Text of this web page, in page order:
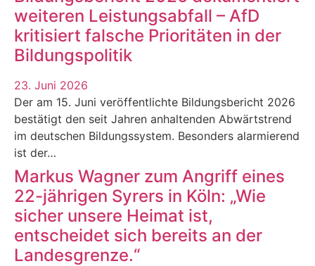
weiteren Leistungsabfall – AfD
kritisiert falsche Prioritäten in der
Bildungspolitik
23. Juni 2026
Der am 15. Juni veröffentlichte Bildungsbericht 2026
bestätigt den seit Jahren anhaltenden Abwärtstrend
im deutschen Bildungssystem. Besonders alarmierend
ist der…
Markus Wagner zum Angriff eines
22-jährigen Syrers in Köln: „Wie
sicher unsere Heimat ist,
entscheidet sich bereits an der
Landesgrenze.“